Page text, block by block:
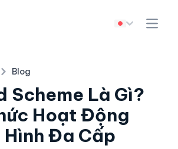
Blog
Scheme Là Gì?
Hoạt Động
Hình Đa Cấp